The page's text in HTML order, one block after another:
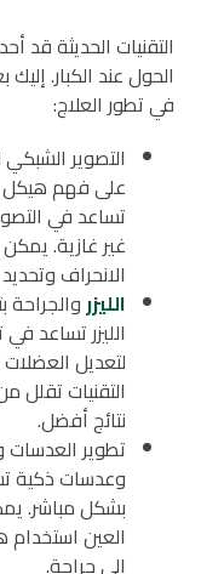
التقنيات الحديثة
الحول عند الكبار.
في تطور العلاج:
تساعد في
غير غازية.
الانحراف
الليزروالجراحة
الليزر تساعد
لتعديل
التقنيات
نتائج أفضل.
تطوير العدسات
وعدسات ذكية
بشكل مباشر.
العين
إلى جراحة.